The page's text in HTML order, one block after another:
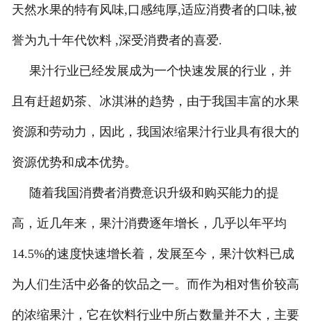
天然水果的特有风味,口感纯厚,适应消费者的口味,被
誉为九十年代饮料 ,深受消费者的喜爱.
果汁行业已经发展成为一个快速发展的行业，并
且有赶超奶茶、冰淇淋的趋势，由于我国丰富的水果
资源和劳动力，因此，我国浓缩果汁行业具有很大的
资源优势和成本优势。
随着我国消费者消费意识升级和购买能力的提
高，近几年来，果汁消费逐年增长，几乎以年平均
14.5%的速度快速增长着，发展至今，果汁饮料已成
为人们生活中必备的饮品之一。而作为相对售价较高
的浓缩果汁，它在饮料行业中所占数量并不大，主要